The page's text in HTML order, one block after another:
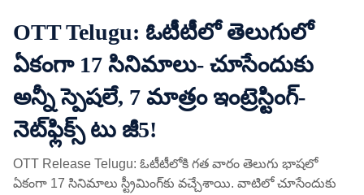
OTT Telugu: ఓటీటీలో తెలుగులో
ఏకంగా 17 సినిమాలు- చూసేందుకు
అన్నీ స్పెషలే, 7 మాత్రం ఇంట్రెస్టింగ్-
నెట్‌ఫ్లిక్స్ టు జీ5!
OTT Release Telugu: ఓటీటీలోకి గత వారం తెలుగు భాషలో
ఏకంగా 17 సినిమాలు స్ట్రీమింగ్‌కు వచ్చేశాయి. వాటిలో చూసేందుకు